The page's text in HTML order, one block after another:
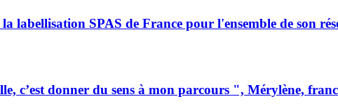
labellisation SPAS de France pour l'ensemble de son
c’est donner du sens à mon parcours ", Mérylène,